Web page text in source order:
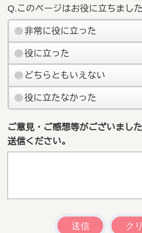
Q.このページはお役に立ちまし
非常に役に立った
役に立った
どちらともいえない
役に立たなかった
ご意見・ご感想等がございまし
送信ください。